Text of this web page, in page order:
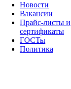
Новости
Вакансии
Прайс-листы и
сертификаты
ГОСТы
Политика